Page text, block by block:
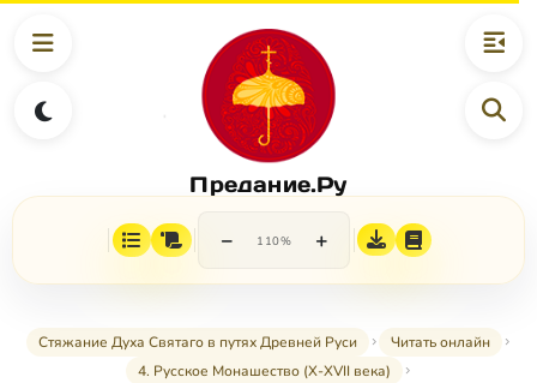
Предание.Ру
− 110% +
Стяжание Духа Святаго в путях Древней Руси
Читать онлайн
4. Русское Монашество (Х-ХVII века)